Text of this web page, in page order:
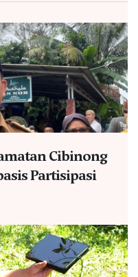
Cibinong
Partisipasi